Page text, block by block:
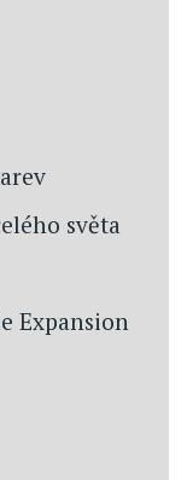
světa
Expansion